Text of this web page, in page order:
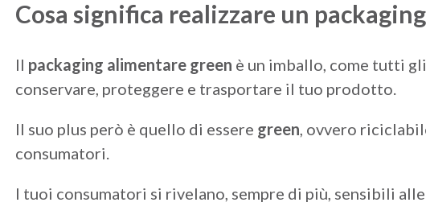
Cosa significa realizzare un
Il packaging alimentare green è un imballo, come tutti
conservare, proteggere e trasportare il tuo prodotto.
Il suo plus però è quello di essere green, ovvero
consumatori.
I tuoi consumatori si rivelano, sempre di più, sensibili